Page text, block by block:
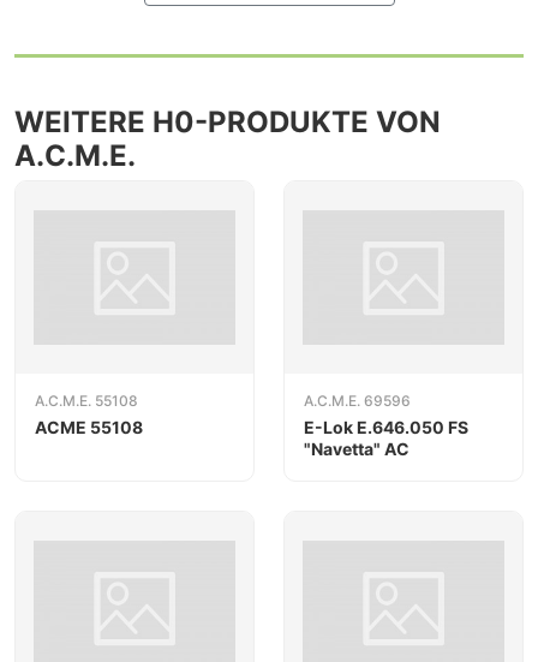
WEITERE H0-PRODUKTE VON
A.C.M.E.
A.C.M.E. 55108
ACME 55108
A.C.M.E. 69596
E-Lok E.646.050 FS
"Navetta" AC